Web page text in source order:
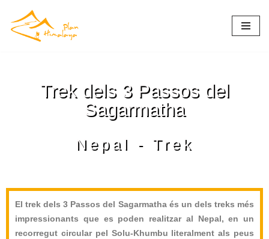
Vés
Trek dels 3 Passos del
Sagarmatha
Nepal - Trek
El trek dels 3 Passos del Sagarmatha és un dels treks més
impressionants que es poden realitzar al Nepal, en un
recorregut circular pel Solu-Khumbu literalment als peus